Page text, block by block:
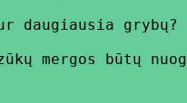
daugiausia grybų?
mergos būtų